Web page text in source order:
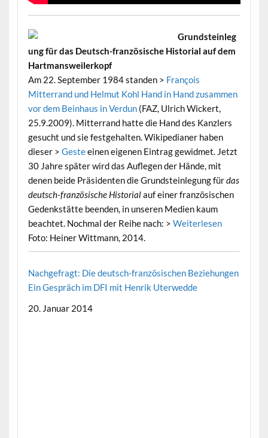
Grundsteinleg
ung für das Deutsch-französische Historial auf dem
Hartmansweilerkopf
Am 22. September 1984 standen > François
Mitterrand und Helmut Kohl Hand in Hand zusammen
vor dem Beinhaus in Verdun(FAZ, Ulrich Wickert,
25.9.2009). Mitterrand hatte die Hand des Kanzlers
gesucht und sie festgehalten. Wikipedianer haben
dieser > Gesteeinen eigenen Eintrag gewidmet. Jetzt
30 Jahre später wird das Auflegen der Hände, mit
denen beide Präsidenten die Grundsteinlegung fürdas
deutsch-französische Historialauf einer französischen
Gedenkstätte beenden, in unseren Medien kaum
beachtet. Nochmal der Reihe nach: > Weiterlesen
Foto: Heiner Wittmann, 2014.
Nachgefragt: Die deutsch-französischen Beziehungen
Ein Gespräch im DFI mit Henrik Uterwedde
20. Januar 2014